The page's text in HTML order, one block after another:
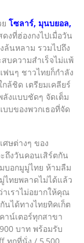
โซลาร์, มุนบยอล,
งที่ฮ่องกงไปเมื่อวัน
ล้นหลาม รวมไปถึง
บความสำเร็จไม่แพ้
นๆ ชาวไทยก็กำลัง
ล้ชิด เตรียมเคลียร์
ลังแบบชัดๆ จัดเต็ม
บบของพวกเธอที่จัด
ษต่างๆ ของ
ถึงวันคอนเสิร์ตกัน
บอกมูมู่ไทย ห้ามลืม
ไทยพลาดไม่ได้แล้ว
เราไม่อยากให้คุณ
ได้ทางไทยทิคเก็ต
าน์เตอร์ทุกสาขา
บาท พร้อมรับ
ทุกที่นั่ง / 5,500